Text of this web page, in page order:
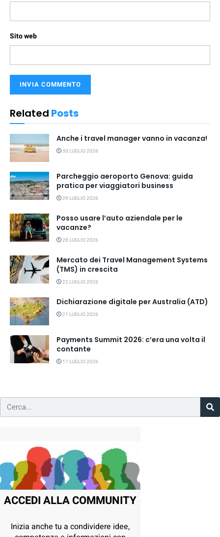
Sito web
Related Posts
Anche i travel manager vanno in vacanza!
30 LUGLIO 2026
Parcheggio aeroporto Genova: guida
pratica per viaggiatori business
29 LUGLIO 2026
Posso usare l’auto aziendale per le
vacanze?
28 LUGLIO 2026
Mercato dei Travel Management Systems
(TMS) in crescita
22 LUGLIO 2026
Dichiarazione digitale per Australia (ATD)
21 LUGLIO 2026
Payments Summit 2026: c’era una volta il
contante
17 LUGLIO 2026
ACCEDI ALLA COMMUNITY
Inizia anche tu a condividere idee,